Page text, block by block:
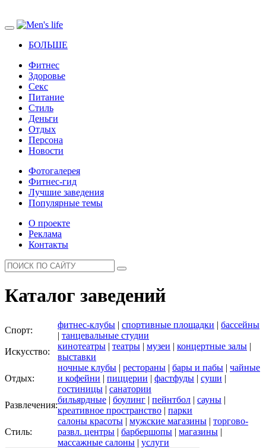
БОЛЬШЕ
Фитнес
Здоровье
Секс
Питание
Стиль
Деньги
Отдых
Персона
Новости
Фотогалерея
Фитнес-гид
Лучшие заведения
Популярные темы
О проекте
Реклама
Контакты
Каталог заведений
Спорт:
фитнес-клубы | спортивные площадки | бассейны
| танцевальные студии
Искусство:
кинотеатры | театры | музеи | концертные залы |
выставки
Отдых:
ночные клубы | рестораны | бары и пабы | чайные
и кофейни | пиццерии | фастфуды | суши |
гостиницы | санатории
Развлечения:
бильярдные | боулинг | пейнтбол | сауны |
креативное пространство | парки
Стиль:
салоны красоты | мужские магазины | торгово-
развл. центры | барбершопы | магазины |
массажные салоны | услуги